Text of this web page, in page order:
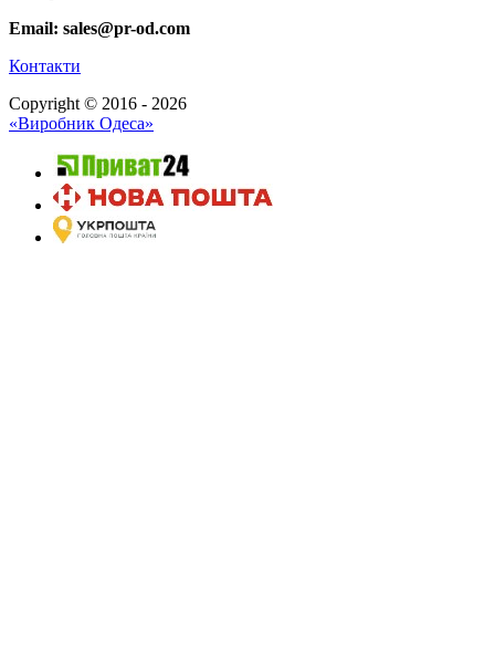
Email: sales@pr-od.com
Контакти
Copyright © 2016 - 2026
«Виробник Одеса»